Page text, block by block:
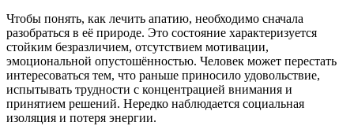
Чтобы понять, как лечить апатию, необходимо сначала
разобраться в её природе. Это состояние характеризуется
стойким безразличием, отсутствием мотивации,
эмоциональной опустошённостью. Человек может перестать
интересоваться тем, что раньше приносило удовольствие,
испытывать трудности с концентрацией внимания и
принятием решений. Нередко наблюдается социальная
изоляция и потеря энергии.